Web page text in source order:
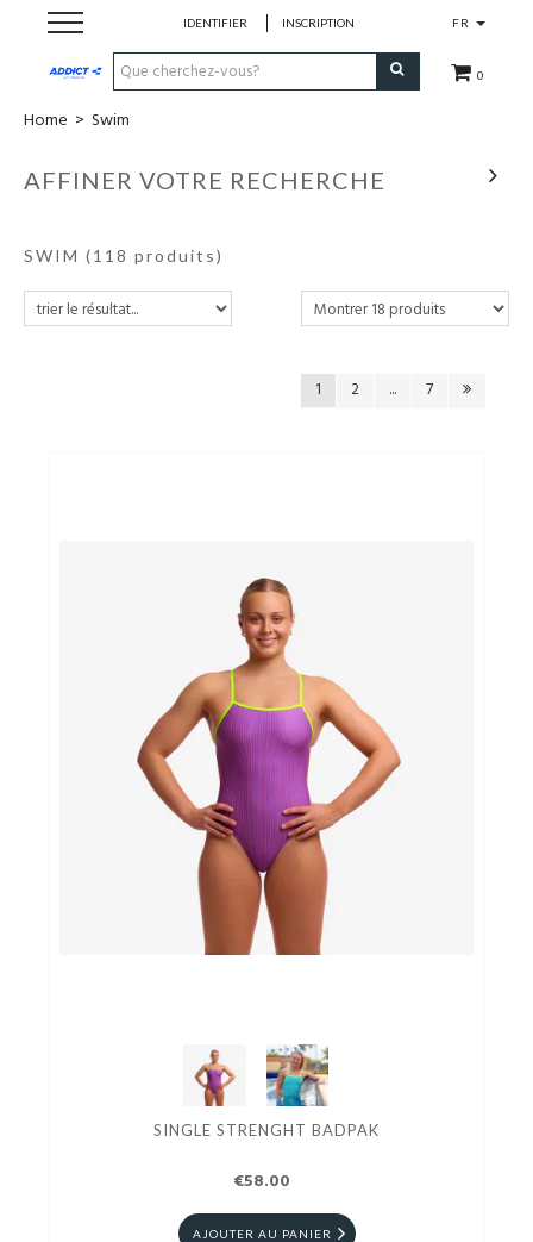
FR
0
IDENTIFIER INSCRIPTION
Cadeaubon
Loopschoenen
Run
Swim
Home > Swim
AFFINER VOTRE RECHERCHE
SWIM (118 produits)
1 2 ... 7
SINGLE STRENGHT BADPAK
€58.00
AJOUTER AU PANIER